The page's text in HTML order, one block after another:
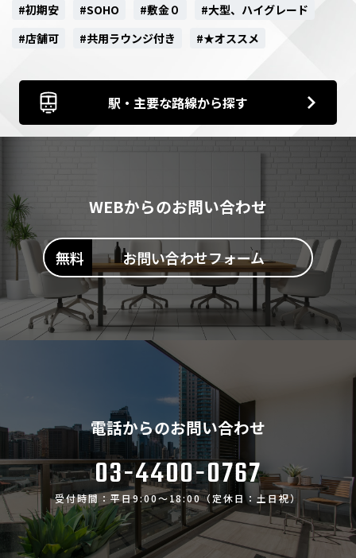
#初期安
#SOHO #敷金０
#大型、ハイグレード
#店舗可
#共用ラウンジ付き #★オススメ
駅・主要な路線から探す
WEBからのお問い合わせ
お問い合わせフォーム
電話からのお問い合わせ
03-4400-0767
受付時間：平日9:00～18:00（定休日：土日祝）